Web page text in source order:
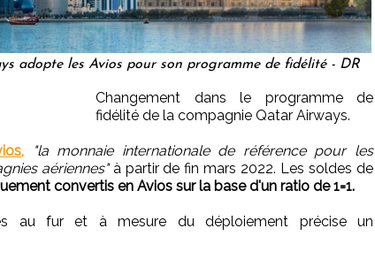
adopte les Avios pour son programme de fidélité - DR
Changement dans le programme de
fidélité de la compagnie Qatar Airways.
"la monnaie internationale de référence pour les
aériennes"à partir de fin mars 2022. Les soldes de
convertis en Avios sur la base d'un ratio de 1=1.
au fur et à mesure du déploiement précise un